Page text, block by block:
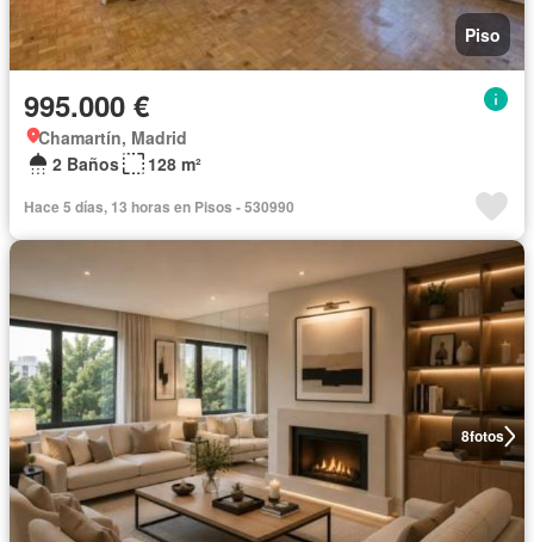
Piso
995.000 €
Chamartín, Madrid
2 Baños
128 m²
Hace 5 días, 13 horas en Pisos - 530990
8fotos